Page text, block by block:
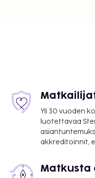
Yli 30 vuoden
luotettavaa
akkreditoinnit,
Matkusta